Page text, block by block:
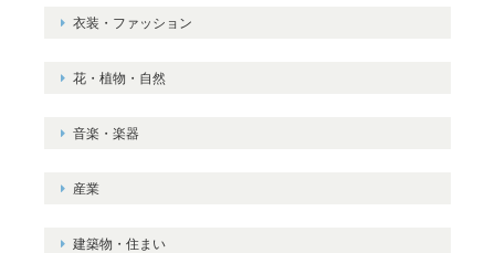
衣装・ファッション
花・植物・自然
音楽・楽器
産業
建築物・住まい